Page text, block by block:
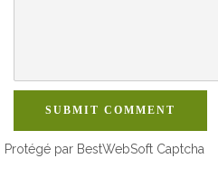
SUBMIT COMMENT
Protégé par BestWebSoft Captcha